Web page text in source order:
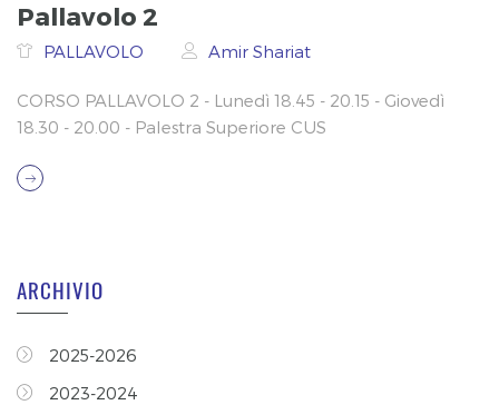
Pallavolo 2
PALLAVOLO Amir Shariat
CORSO PALLAVOLO 2 - Lunedì 18.45 - 20.15 - Giovedì
18.30 - 20.00 - Palestra Superiore CUS
ARCHIVIO
2025-2026
2023-2024